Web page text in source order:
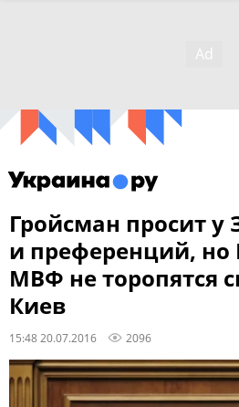
Гройсман просит у
и преференций, но
МВФ не торопятся
Киев
15:48 20.07.2016 2096